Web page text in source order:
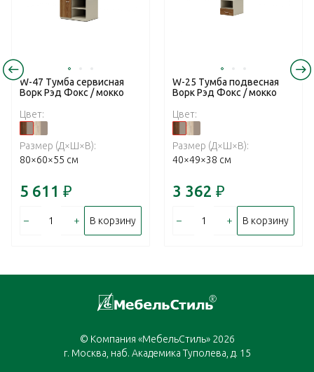
W-47 Тумба сервисная
Ворк Рэд Фокс / мокко
Цвет:
Размер (Д×Ш×В):
80×60×55 см
5 611 ₽
– + В корзину
W-25 Тумба подвесная
Ворк Рэд Фокс / мокко
Цвет:
Размер (Д×Ш×В):
40×49×38 см
3 362 ₽
– + В корзину
© Компания «МебельСтиль» 2026
г. Москва, наб. Академика Туполева, д. 15